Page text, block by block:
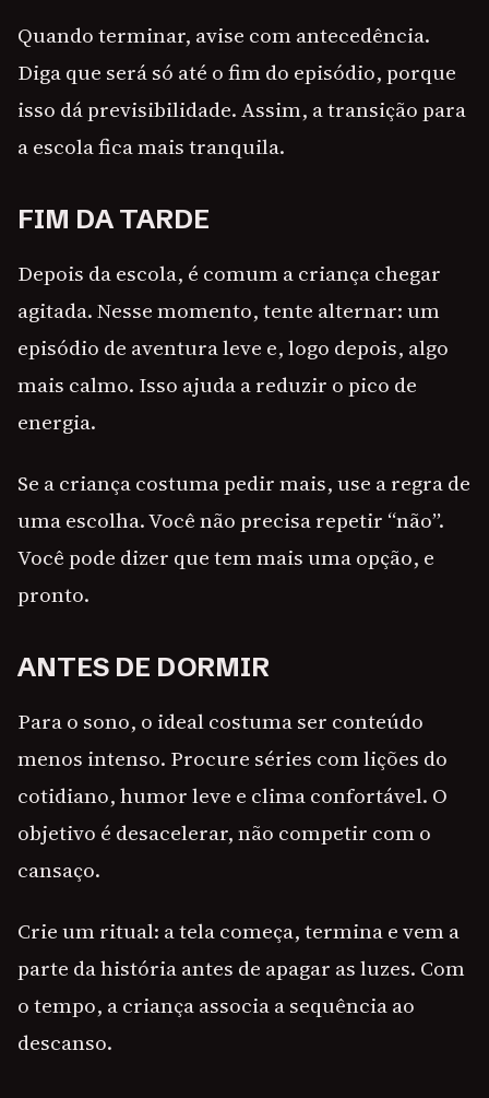
Quando terminar, avise com antecedência.
Diga que será só até o fim do episódio, porque
isso dá previsibilidade. Assim, a transição para
a escola fica mais tranquila.
FIM DA TARDE
Depois da escola, é comum a criança chegar
agitada. Nesse momento, tente alternar: um
episódio de aventura leve e, logo depois, algo
mais calmo. Isso ajuda a reduzir o pico de
energia.
Se a criança costuma pedir mais, use a regra de
uma escolha. Você não precisa repetir “não”.
Você pode dizer que tem mais uma opção, e
pronto.
ANTES DE DORMIR
Para o sono, o ideal costuma ser conteúdo
menos intenso. Procure séries com lições do
cotidiano, humor leve e clima confortável. O
objetivo é desacelerar, não competir com o
cansaço.
Crie um ritual: a tela começa, termina e vem a
parte da história antes de apagar as luzes. Com
o tempo, a criança associa a sequência ao
descanso.